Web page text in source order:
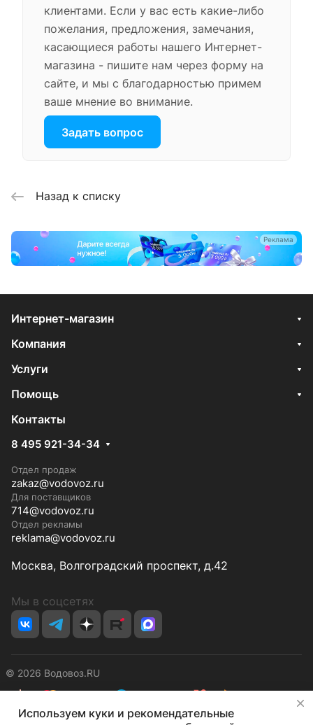
клиентами. Если у вас есть какие-либо
пожелания, предложения, замечания,
касающиеся работы нашего Интернет-
магазина - пишите нам через форму на
сайте, и мы с благодарностью примем
ваше мнение во внимание.
Задать вопрос
Назад к списку
Реклама
Интернет-магазин
Компания
Услуги
Помощь
Контакты
8 495 921-34-34
Отдел продаж
zakaz@vodovoz.ru
Для поставщиков
714@vodovoz.ru
Отдел рекламы
reklama@vodovoz.ru
Москва, Волгоградский проспект, д.42
Мы в соцсетях
© 2026 Водовоз.RU
КонфиденциальностьОферта
Используем куки и рекомендательные